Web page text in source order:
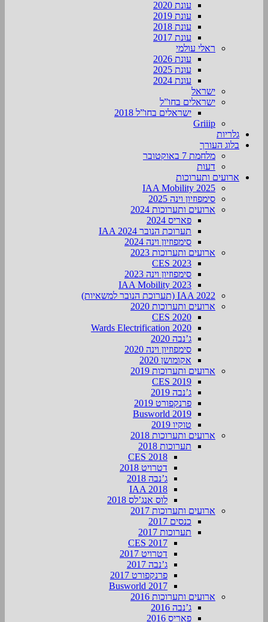
עונת 2020
עונת 2019
עונת 2018
עונת 2017
ראלי עולמי
עונת 2026
עונת 2025
עונת 2024
ישראל
ישראלים בחו”ל
ישראלים בחו”ל 2018
Griiip
גלריות
בלוג העורך
מלחמת 7 באוקטובר
דעות
ארועים ותערוכות
2025 IAA Mobility
סימפוזיון וינה 2025
ארועים ותערוכות 2024
פאריס 2024
תערוכת הנובר IAA 2024
סימפוזיון וינה 2024
ארועים ותערוכות 2023
CES 2023
סימפוזיון וינה 2023
IAA Mobility 2023
IAA 2022 (תערוכת הנובר למשאיות)
ארועים ותערוכות 2020
CES 2020
Wards Electrification 2020
ג’נבה 2020
סימפוזיון וינה 2020
אקומושן 2020
ארועים ותערוכות 2019
CES 2019
ג’נבה 2019
פרנקפורט 2019
Busworld 2019
טוקיו 2019
ארועים ותערוכות 2018
תערוכות 2018
CES 2018
דטרויט 2018
ג’נבה 2018
IAA 2018
לוס אנג’לס 2018
ארועים ותערוכות 2017
כנסים 2017
תערוכות 2017
CES 2017
דטרויט 2017
ג’נבה 2017
פרנקפורט 2017
Busworld 2017
ארועים ותערוכות 2016
ג’נבה 2016
פאריס 2016